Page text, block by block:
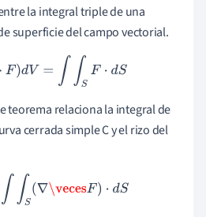
la integral triple de una
superficie del campo vectorial.
(∇⋅F)dV= ∫∫S F⋅d S
teorema relaciona la integral de
cerrada simple C y el rizo del
∫∫ (∇\vecesF)⋅dS